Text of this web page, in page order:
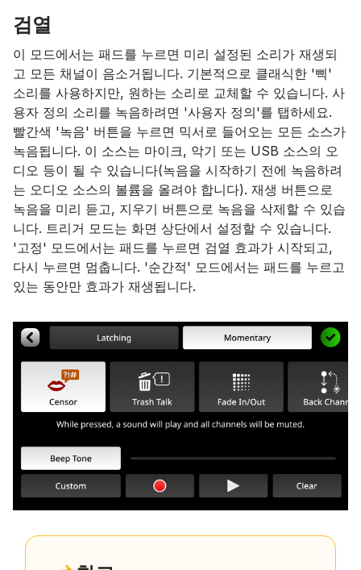
검열
이 모드에서는 패드를 누르면 미리 설정된 소리가 재생되
고 모든 채널이 음소거됩니다. 기본적으로 클래식한 '삑'
소리를 사용하지만, 원하는 소리로 교체할 수 있습니다. 사
용자 정의 소리를 녹음하려면 '사용자 정의'를 탭하세요.
빨간색 '녹음' 버튼을 누르면 믹서로 들어오는 모든 소스가
녹음됩니다. 이 소스는 마이크, 악기 또는 USB 소스의 오
디오 등이 될 수 있습니다(녹음을 시작하기 전에 녹음하려
는 오디오 소스의 볼륨을 올려야 합니다). 재생 버튼으로
녹음을 미리 듣고, 지우기 버튼으로 녹음을 삭제할 수 있습
니다. 트리거 모드는 화면 상단에서 설정할 수 있습니다.
'고정' 모드에서는 패드를 누르면 검열 효과가 시작되고,
다시 누르면 멈춥니다. '순간적' 모드에서는 패드를 누르고
있는 동안만 효과가 재생됩니다.